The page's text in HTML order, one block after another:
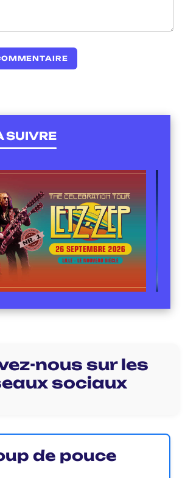
SUIVRE
nous sur les
sociaux
de pouce